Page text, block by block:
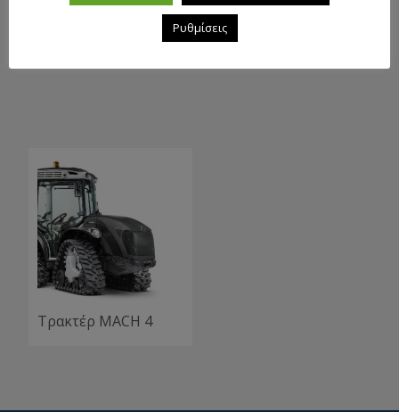
Μηχανήματα Περιβάλλοντος – Καθαριότητας – Δασών
Μηχανήματα Συντήρησης Πρασίνου – Γηπέδων – Κήπων
Τρακτέρ MACH 4
Ρυθμίσεις